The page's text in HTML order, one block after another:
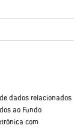
dados relacionados
ao Fundo
com